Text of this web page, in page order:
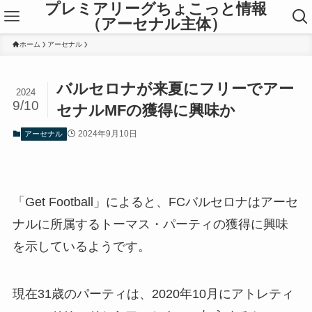
プレミアリーグちょこっと情報
（アーセナル主体）
ホーム アーセナル
バルセロナが来夏にフリーでアー
セナルMFの獲得に興味か
2024
9/10
アーセナル 2024年9月10日
「Get Football」によると、FCバルセロナはアーセ
ナルに所属するトーマス・パーティの獲得に興味
を示しているようです。
現在31歳のパーティは、2020年10月にアトレティ